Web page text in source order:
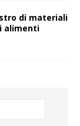
di materiali
alimenti